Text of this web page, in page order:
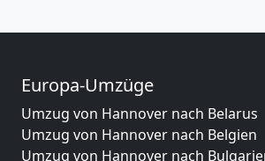
Europa-Umzüge
Umzug von Hannover nach Belarus
Umzug von Hannover nach Belgien
Umzug von Hannover nach